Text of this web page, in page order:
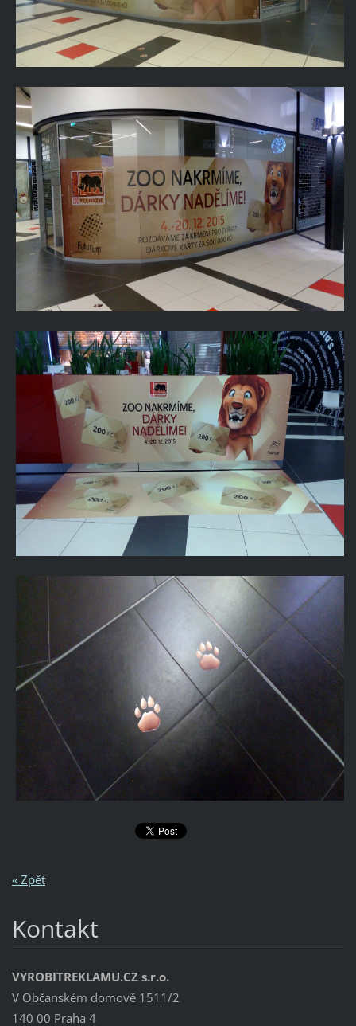
« Zpět
Kontakt
VYROBITREKLAMU.CZ s.r.o.
V Občanském domově 1511/2
140 00 Praha 4